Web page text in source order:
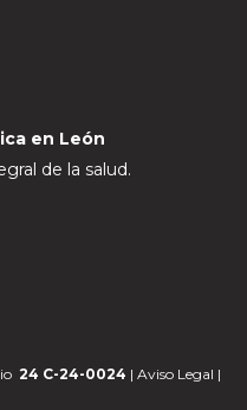
en León
de la salud.
24 C-24-0024 | Aviso Legal |